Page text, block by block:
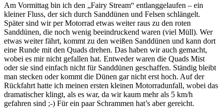
Am Vormittag bin ich den „Fairy Stream“ entlanggelaufen – ein
kleiner Fluss, der sich durch Sanddünen und Felsen schlängelt.
Später sind wir per Motorrad etwas weiter raus zu den roten
Sanddünen, die noch wenig beeindruckend waren (viel Müll). Wer
etwas weiter fährt, kommt zu den weißen Sanddünen und kann dort
eine Runde mit den Quads drehen. Das haben wir auch gemacht,
wobei es mir nicht gefallen hat. Entweder waren die Quads Mist
oder sie sind einfach nicht für Sanddünen geschaffen. Ständig bleibt
man stecken oder kommt die Dünen gar nicht erst hoch. Auf der
Rückfahrt hatte ich meinen ersten kleinen Motorradunfall, wobei das
dramatischer klingt, als es war, da wir kaum mehr als 5 km/h
gefahren sind ;-) Für ein paar Schrammen hat’s aber gereicht.